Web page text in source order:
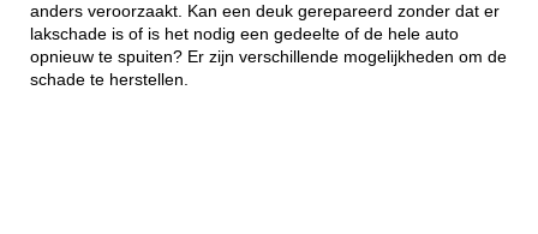
anders veroorzaakt. Kan een deuk gerepareerd zonder dat er
lakschade is of is het nodig een gedeelte of de hele auto
opnieuw te spuiten? Er zijn verschillende mogelijkheden om de
schade te herstellen.